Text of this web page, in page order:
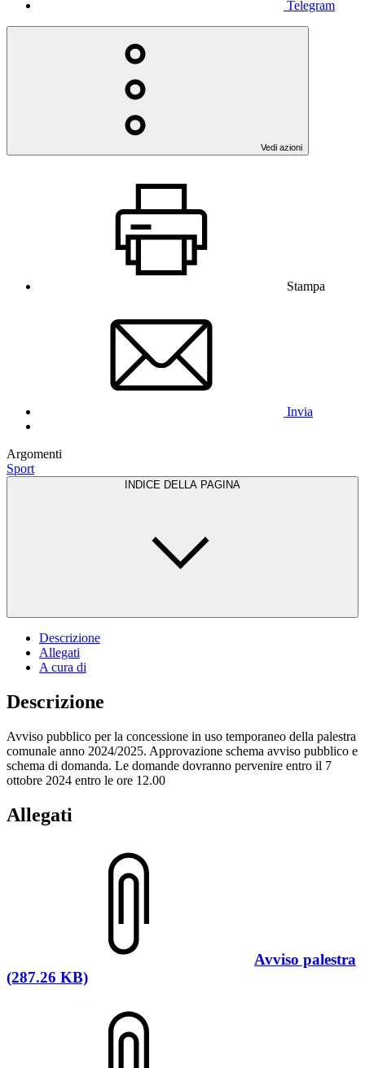
Telegram
Vedi azioni
Stampa
Invia
Argomenti
Sport
INDICE DELLA PAGINA
Descrizione
Allegati
A cura di
Descrizione
Avviso pubblico per la concessione in uso temporaneo della palestra
comunale anno 2024/2025. Approvazione schema avviso pubblico e
schema di domanda. Le domande dovranno pervenire entro il 7
ottobre 2024 entro le ore 12.00
Allegati
Avviso palestra
(287.26 KB)